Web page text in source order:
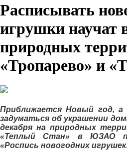
Расписывать
игрушки научат
природных
«Тропарево» и
Приближается Новый год,
задуматься об украшении
декабря на природных
«Теплый Стан» в ЮЗАО
«Роспись новогодних